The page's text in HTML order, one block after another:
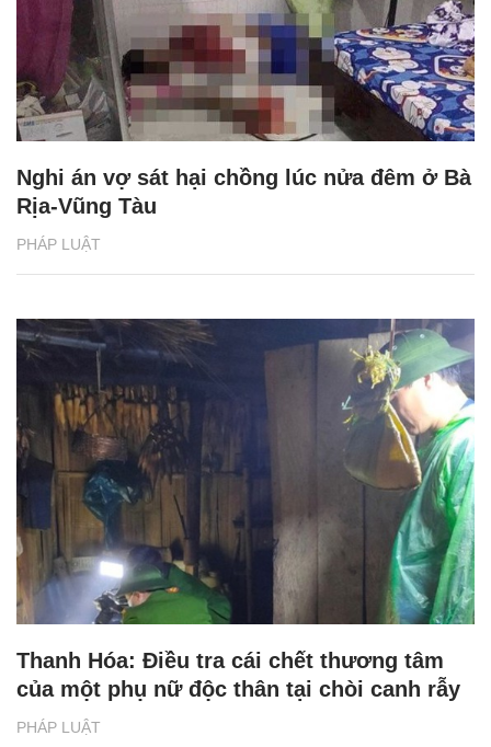
PHÁP LUẬT
Nghi án vợ sát hại chồng lúc nửa đêm ở Bà
Rịa-Vũng Tàu
PHÁP LUẬT
Thanh Hóa: Điều tra cái chết thương tâm
của một phụ nữ độc thân tại chòi canh rẫy